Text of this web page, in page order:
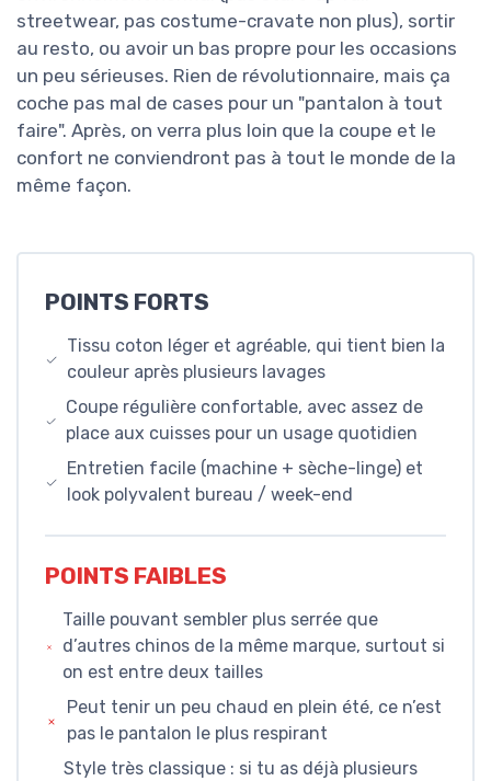
streetwear, pas costume-cravate non plus), sortir
au resto, ou avoir un bas propre pour les occasions
un peu sérieuses. Rien de révolutionnaire, mais ça
coche pas mal de cases pour un "pantalon à tout
faire". Après, on verra plus loin que la coupe et le
confort ne conviendront pas à tout le monde de la
même façon.
POINTS FORTS
Tissu coton léger et agréable, qui tient bien la
couleur après plusieurs lavages
Coupe régulière confortable, avec assez de
place aux cuisses pour un usage quotidien
Entretien facile (machine + sèche-linge) et
look polyvalent bureau / week-end
POINTS FAIBLES
Taille pouvant sembler plus serrée que
d’autres chinos de la même marque, surtout si
on est entre deux tailles
Peut tenir un peu chaud en plein été, ce n’est
pas le pantalon le plus respirant
Style très classique : si tu as déjà plusieurs